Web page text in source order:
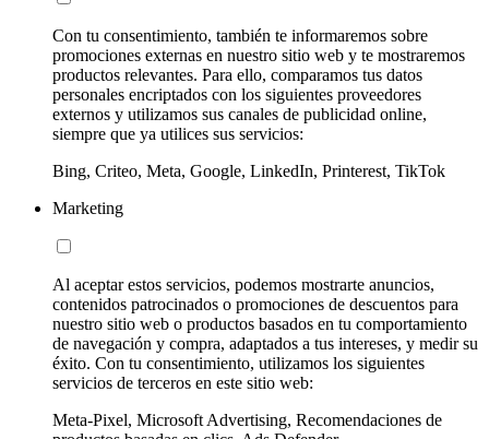
Con tu consentimiento, también te informaremos sobre
promociones externas en nuestro sitio web y te mostraremos
productos relevantes. Para ello, comparamos tus datos
personales encriptados con los siguientes proveedores
externos y utilizamos sus canales de publicidad online,
siempre que ya utilices sus servicios:
Bing, Criteo, Meta, Google, LinkedIn, Printerest, TikTok
Marketing
Al aceptar estos servicios, podemos mostrarte anuncios,
contenidos patrocinados o promociones de descuentos para
nuestro sitio web o productos basados en tu comportamiento
de navegación y compra, adaptados a tus intereses, y medir su
éxito. Con tu consentimiento, utilizamos los siguientes
servicios de terceros en este sitio web:
Meta-Pixel, Microsoft Advertising, Recomendaciones de